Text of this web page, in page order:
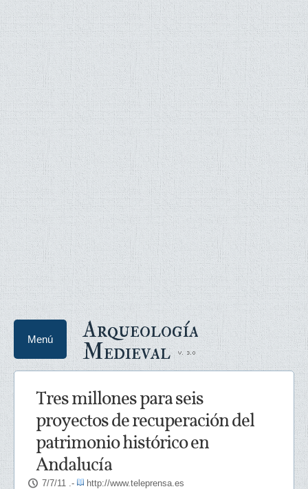
Arqueología
Medieval
Menú
Tres millones para seis
proyectos de recuperación del
patrimonio histórico en
Andalucía
7/7/11 .- http://www.teleprensa.es